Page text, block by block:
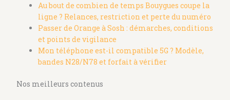
Au bout de combien de temps Bouygues coupe la
ligne ? Relances, restriction et perte du numéro
Passer de Orange à Sosh : démarches, conditions
et points de vigilance
Mon téléphone est-il compatible 5G ? Modèle,
bandes N28/N78 et forfait à vérifier
Nos meilleurs contenus